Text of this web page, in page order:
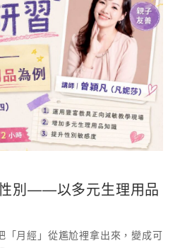
別——以多元生理用品
「月經」從尷尬裡拿出來，變成可